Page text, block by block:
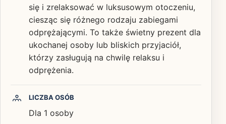
się i zrelaksować w luksusowym otoczeniu,
ciesząc się różnego rodzaju zabiegami
odprężającymi. To także świetny prezent dla
ukochanej osoby lub bliskich przyjaciół,
którzy zasługują na chwilę relaksu i
odprężenia.
LICZBA OSÓB
Dla 1 osoby